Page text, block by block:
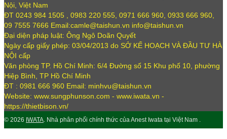
Nội, Việt Nam
ĐT 0243 984 1505 , 0983 220 555, 0971 666 960, 0933 666 960,
09 7555 7666 Email:camle@taishun.vn info@taishun.vn
Đại diện pháp luật: Ông Ngô Doãn Quyết
Ngày cấp giấy phép: 03/04/2013 do SỞ KẾ HOẠCH VÀ ĐẦU TƯ HÀ
NỘI cấp
Văn phòng TP. Hồ Chí Minh: 6/4 Đường số 15 Khu phố 10, phường
Hiệp Bình, TP Hồ Chí Minh
ĐT : 0981 666 960 Email: minhvu@taishun.vn
Website: www.sungphunson.com - www.iwata.vn -
https://thietbison.vn/
© 2026 IWATA. Nhà phân phối chính thức của Anest Iwata tại Việt Nam .